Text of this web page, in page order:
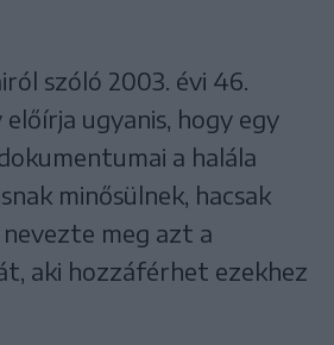
szóló 2003. évi 46.
ugyanis, hogy egy
a halála
minősülnek, hacsak
meg azt a
aki hozzáférhet ezekhez